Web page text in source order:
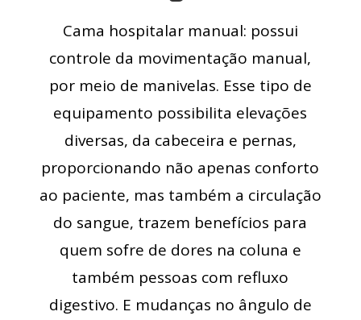
Cama hospitalar manual: possui
controle da movimentação manual,
por meio de manivelas. Esse tipo de
equipamento possibilita elevações
diversas, da cabeceira e pernas,
proporcionando não apenas conforto
ao paciente, mas também a circulação
do sangue, trazem benefícios para
quem sofre de dores na coluna e
também pessoas com refluxo
digestivo. E mudanças no ângulo de